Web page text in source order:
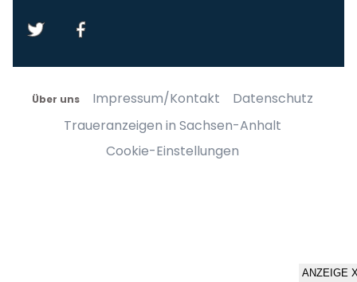
Über uns Impressum/Kontakt
Datenschutz
Traueranzeigen in Sachsen-Anhalt
Cookie-Einstellungen
ANZEIGE